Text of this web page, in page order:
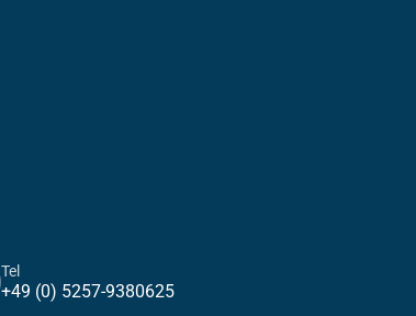
Tel
+49 (0) 5257-9380625